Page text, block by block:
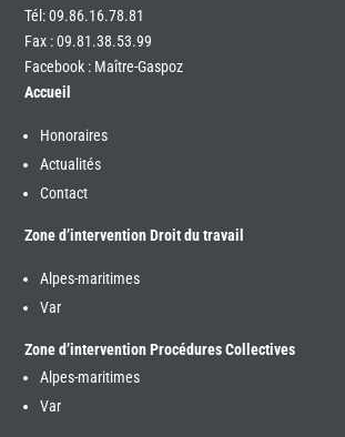
Tél:09.86.16.78.81
Fax : 09.81.38.53.99
Facebook : Maître-Gaspoz
Accueil
Honoraires
Actualités
Contact
Zone d’intervention Droit du travail
Alpes-maritimes
Var
Zone d’intervention Procédures Collectives
Alpes-maritimes
Var